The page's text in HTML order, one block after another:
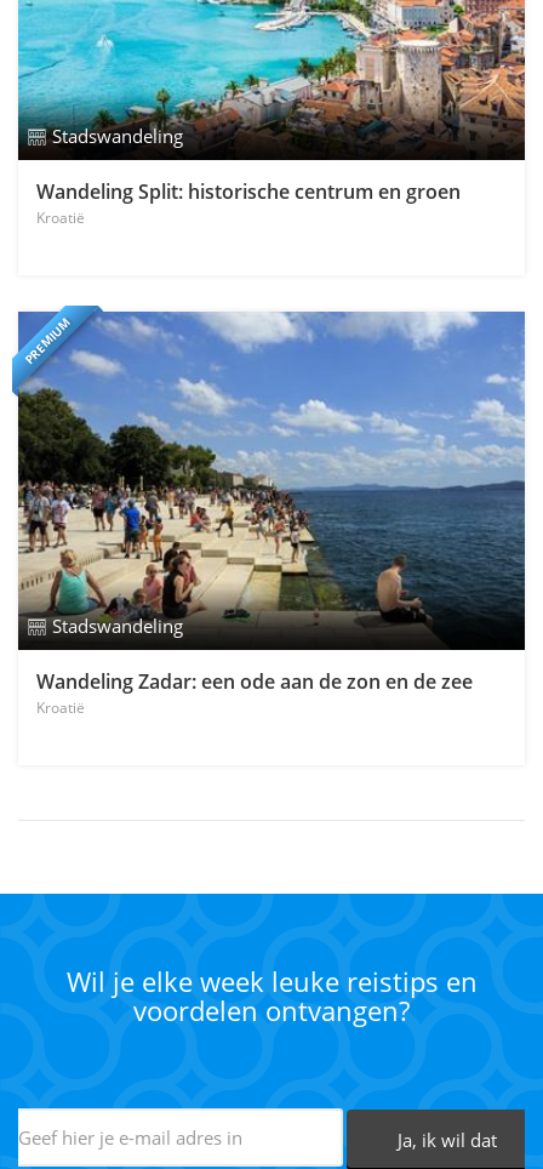
Stadswandeling
Wandeling Split: historische centrum en groen
Kroatië
PREMIUM
Stadswandeling
Wandeling Zadar: een ode aan de zon en de zee
Kroatië
Wil je elke week leuke reistips en
voordelen ontvangen?